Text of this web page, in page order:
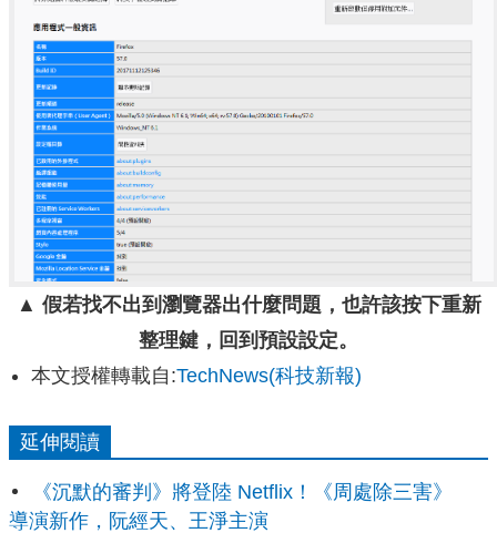
▲ 假若找不出到瀏覽器出什麼問題，也許該按下重新
整理鍵，回到預設設定。
本文授權轉載自:TechNews(科技新報)
延伸閱讀
《沉默的審判》將登陸 Netflix！《周處除三害》
導演新作，阮經天、王淨主演